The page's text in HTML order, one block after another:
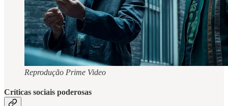
Reprodução Prime Video
Críticas sociais poderosas